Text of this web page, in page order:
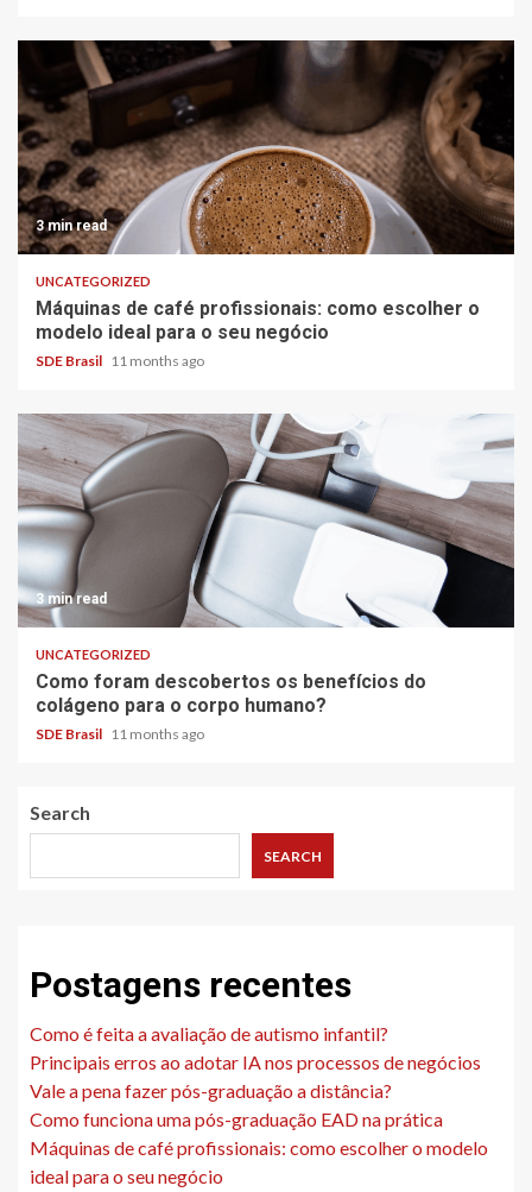
3 min read
UNCATEGORIZED
Máquinas de café profissionais: como escolher o
modelo ideal para o seu negócio
SDE Brasil 11 months ago
3 min read
UNCATEGORIZED
Como foram descobertos os benefícios do
colágeno para o corpo humano?
SDE Brasil 11 months ago
Search
SEARCH
Postagens recentes
Como é feita a avaliação de autismo infantil?
Principais erros ao adotar IA nos processos de negócios
Vale a pena fazer pós-graduação a distância?
Como funciona uma pós-graduação EAD na prática
Máquinas de café profissionais: como escolher o modelo
ideal para o seu negócio